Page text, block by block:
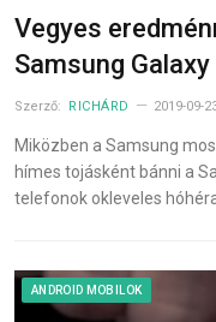
Vegyes
Samsung
Szerző: RICHÁRD 2019-09-
Miközben a Samsung
hímes tojásként bánni a
telefonok okleveles
ANDROID MOBILOK